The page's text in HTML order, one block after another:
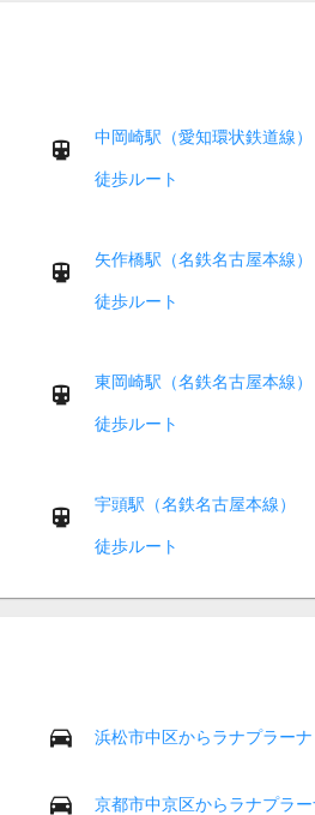
中岡崎駅（愛知環状鉄道線）
徒歩ルート
矢作橋駅（名鉄名古屋本線）
徒歩ルート
東岡崎駅（名鉄名古屋本線）
徒歩ルート
宇頭駅（名鉄名古屋本線）
徒歩ルート
浜松市中区からラナプラーナ
京都市中京区からラナプラー